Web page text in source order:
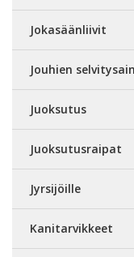
Jokasäänliivit
Jouhien
Juoksutus
Juoksutusraipat
Jyrsijöille
Kanitarvikkeet